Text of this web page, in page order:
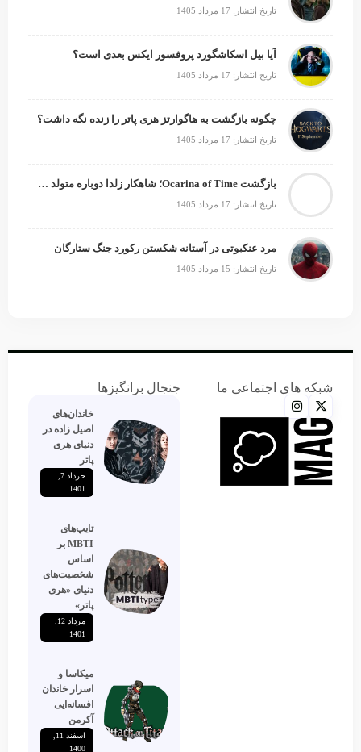
تاریخ انتشار: 17 مرداد 1405
آیا بیل اسکاشگورد پروفسور ایکس بعدی است؟
تاریخ انتشار: 17 مرداد 1405
چگونه بازگشت به هاگوارتز هری پاتر را زنده نگه داشت؟
تاریخ انتشار: 17 مرداد 1405
بازگشت Ocarina of Time؛ شاهکار زلدا دوباره متولد می‌شود
تاریخ انتشار: 17 مرداد 1405
مرد عنکبوتی در آستانه شکستن رکورد جنگ ستارگان
تاریخ انتشار: 15 مرداد 1405
شبکه های اجتماعی ما جنجال برانگیزها
خاندان‌های
اصیل زاده‌ در
دنیای هری
پاتر
1401
تایپ‌های
MBTI بر
اساس
شخصیت‌های
دنیای «هری
پاتر»
1401
میکاسا و
اسرار خاندان
افسانه‌ایی
آکرمن
1400